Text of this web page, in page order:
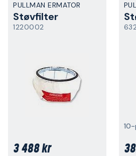
PULLMAN ERMATOR
Støvfilter
1220002
3 488 kr